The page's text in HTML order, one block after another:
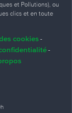
et Pollutions), ou
clics et en toute
cookies -
-